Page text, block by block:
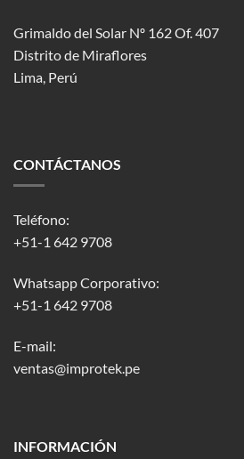
Grimaldo del Solar Nº 162 Of. 407
Distrito de Miraflores
Lima, Perú
CONTÁCTANOS
Teléfono:
+51-1 642 9708
Whatsapp Corporativo:
+51-1 642 9708
E-mail:
ventas@improtek.pe
INFORMACIÓN